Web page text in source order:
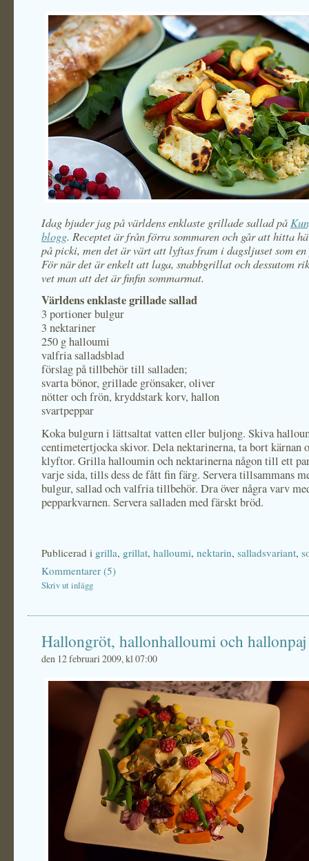
Idag bjuder jag på världens enklaste grillade sallad på
blogg. Receptet är från förra sommaren och går att hitta
på picki, men det är värt att lyftas fram i dagsljuset som en
För när det är enkelt att laga, snabbgrillat och dessutom
vet man att det är finfin sommarmat.
Världens enklaste grillade sallad
3 portioner bulgur
3 nektariner
250 g halloumi
valfria salladsblad
förslag på tillbehör till salladen;
svarta bönor, grillade grönsaker, oliver
nötter och frön, kryddstark korv, hallon
svartpeppar
Koka bulgurn i lättsaltat vatten eller buljong. Skiva
centimetertjocka skivor. Dela nektarinerna, ta bort kärnan
klyftor. Grilla halloumin och nektarinerna någon till ett
varje sida, tills dess de fått fin färg. Servera tillsammans
bulgur, sallad och valfria tillbehör. Dra över några varv
pepparkvarnen. Servera salladen med färskt bröd.
Publicerad i grilla, grillat, halloumi, nektarin, salladsvariant,
Kommentarer (5)
Skriv ut inlägg
Hallongröt, hallonhalloumi och hallonpaj
den 12 februari 2009, kl 07:00